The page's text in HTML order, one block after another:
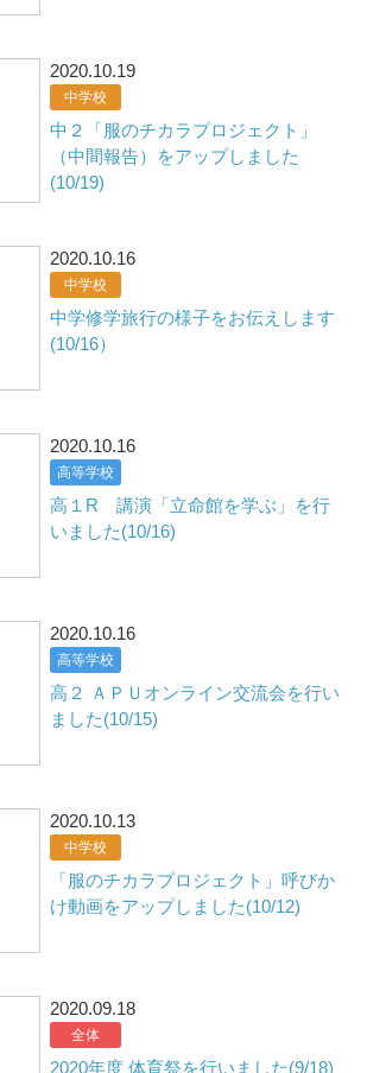
2020.10.19
中学校
中２「服のチカラプロジェクト」
（中間報告）をアップしました
(10/19)
2020.10.16
中学校
中学修学旅行の様子をお伝えします
(10/16）
2020.10.16
高等学校
高１R 講演「立命館を学ぶ」を行
いました(10/16)
2020.10.16
高等学校
高２ ＡＰＵオンライン交流会を行い
ました(10/15)
2020.10.13
中学校
「服のチカラプロジェクト」呼びか
け動画をアップしました(10/12)
2020.09.18
全体
2020年度 体育祭を行いました(9/18)